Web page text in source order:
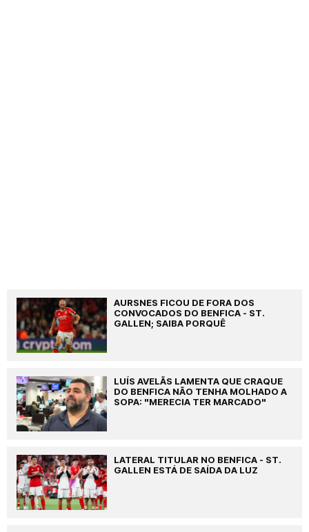
AURSNES FICOU DE FORA DOS
CONVOCADOS DO BENFICA - ST.
GALLEN; SAIBA PORQUÊ
LUÍS AVELÃS LAMENTA QUE CRAQUE
DO BENFICA NÃO TENHA MOLHADO A
SOPA: "MERECIA TER MARCADO"
LATERAL TITULAR NO BENFICA - ST.
GALLEN ESTÁ DE SAÍDA DA LUZ